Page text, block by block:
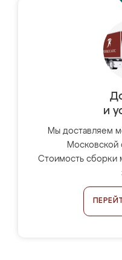
и
Мы доставляем
Московской
Стоимость сборки